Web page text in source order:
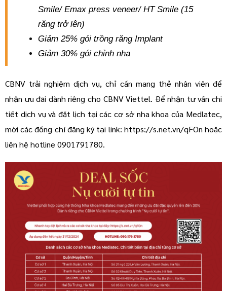
Smile/ Emax press veneer/ HT Smile (15
răng trở lên)
Giảm 25% gói trồng răng Implant
Giảm 30% gói chỉnh nha
CBNV trải nghiệm dịch vụ, chỉ cần mang thẻ nhân viên để
nhận ưu đãi dành riêng cho CBNV Viettel. Để nhận tư vấn chi
tiết dịch vụ và đặt lịch tại các cơ sở nha khoa của Medlatec,
mời các đồng chí đăng ký tại link: https://s.net.vn/qFOn hoặc
liên hệ hotline 0901791780.